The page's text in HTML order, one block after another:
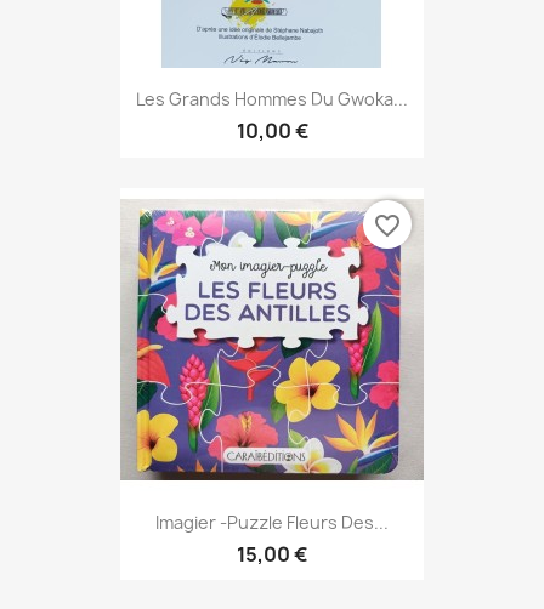
Les Grands Hommes Du Gwoka...
10,00 €
Imagier -Puzzle Fleurs Des...
15,00 €
favorite_border